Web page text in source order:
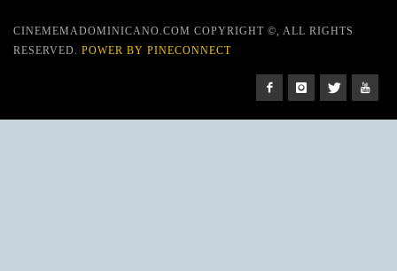
CINEMEMADOMINICANO.COM COPYRIGHT ©, ALL RIGHTS
RESERVED. POWER BY PINECONNECT